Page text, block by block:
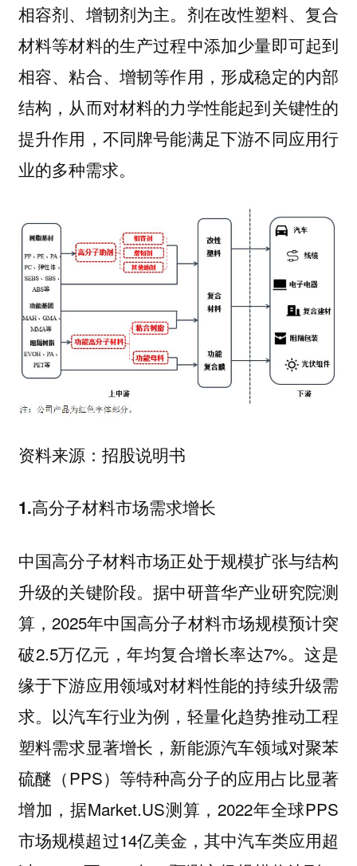
相容剂、增韧剂为主。剂在改性塑料、复合
材料等材料的生产过程中添加少量即可起到
相容、粘合、增韧等作用，形成稳定的内部
结构，从而对材料的力学性能起到关键性的
提升作用，不同牌号能满足下游不同应用行
业的多种需求。
资料来源：招股说明书
1.高分子材料市场需求增长
中国高分子材料市场正处于规模扩张与结构
升级的关键阶段。据中研普华产业研究院测
算，2025年中国高分子材料市场规模预计突
破2.5万亿元，年均复合增长率达7%。这是
缘于下游应用领域对材料性能的持续升级需
求。以汽车行业为例，轻量化趋势推动工程
塑料需求显著增长，新能源汽车领域对聚苯
硫醚（PPS）等特种高分子的应用占比显著
增加，据Market.US测算，2022年全球PPS
市场规模超过14亿美金，其中汽车类应用超